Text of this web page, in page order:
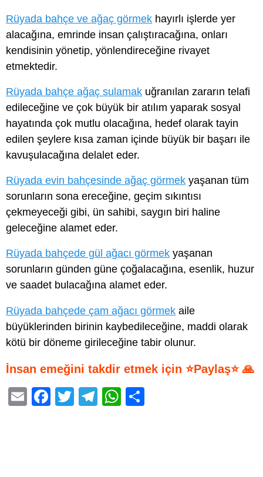
Rüyada bahçe ve ağaç görmek hayırlı işlerde yer
alacağına, emrinde insan çalıştıracağına, onları
kendisinin yönetip, yönlendireceğine rivayet
etmektedir.
Rüyada bahçe ağaç sulamak uğranılan zararın telafi
edileceğine ve çok büyük bir atılım yaparak sosyal
hayatında çok mutlu olacağına, hedef olarak tayin
edilen şeylere kısa zaman içinde büyük bir başarı ile
kavuşulacağına delalet eder.
Rüyada evin bahçesinde ağaç görmek yaşanan tüm
sorunların sona ereceğine, geçim sıkıntısı
çekmeyeceği gibi, ün sahibi, saygın biri haline
geleceğine alamet eder.
Rüyada bahçede gül ağacı görmek yaşanan
sorunların günden güne çoğalacağına, esenlik, huzur
ve saadet bulacağına alamet eder.
Rüyada bahçede çam ağacı görmek aile
büyüklerinden birinin kaybedileceğine, maddi olarak
kötü bir döneme girileceğine tabir olunur.
İnsan emeğini takdir etmek için ⭐Paylaş⭐ 🙏
E
F
T
T
W